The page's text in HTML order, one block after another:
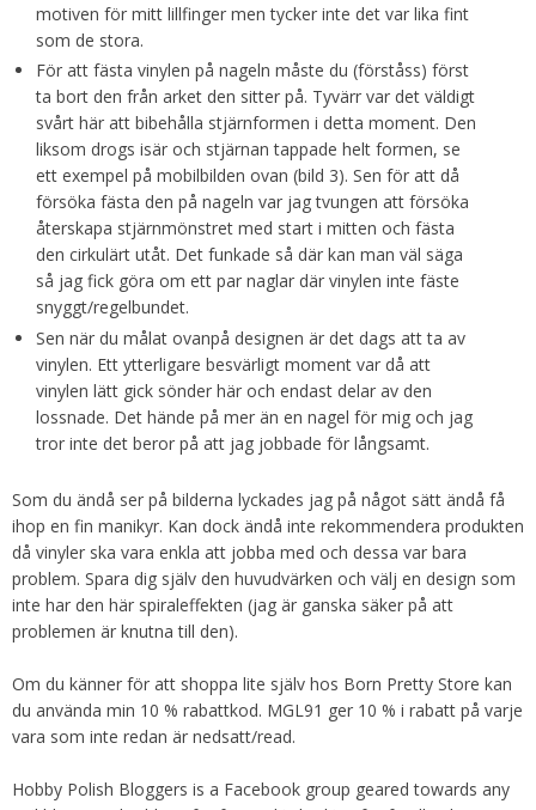
motiven för mitt lillfinger men tycker inte det var lika fint
som de stora.
För att fästa vinylen på nageln måste du (förståss) först
ta bort den från arket den sitter på. Tyvärr var det väldigt
svårt här att bibehålla stjärnformen i detta moment. Den
liksom drogs isär och stjärnan tappade helt formen, se
ett exempel på mobilbilden ovan (bild 3). Sen för att då
försöka fästa den på nageln var jag tvungen att försöka
återskapa stjärnmönstret med start i mitten och fästa
den cirkulärt utåt. Det funkade så där kan man väl säga
så jag fick göra om ett par naglar där vinylen inte fäste
snyggt/regelbundet.
Sen när du målat ovanpå designen är det dags att ta av
vinylen. Ett ytterligare besvärligt moment var då att
vinylen lätt gick sönder här och endast delar av den
lossnade. Det hände på mer än en nagel för mig och jag
tror inte det beror på att jag jobbade för långsamt.
Som du ändå ser på bilderna lyckades jag på något sätt ändå få
ihop en fin manikyr. Kan dock ändå inte rekommendera produkten
då vinyler ska vara enkla att jobba med och dessa var bara
problem. Spara dig själv den huvudvärken och välj en design som
inte har den här spiraleffekten (jag är ganska säker på att
problemen är knutna till den).
Om du känner för att shoppa lite själv hos Born Pretty Store kan
du använda min 10 % rabattkod. MGL91 ger 10 % i rabatt på varje
vara som inte redan är nedsatt/read.
Hobby Polish Bloggers is a Facebook group geared towards any